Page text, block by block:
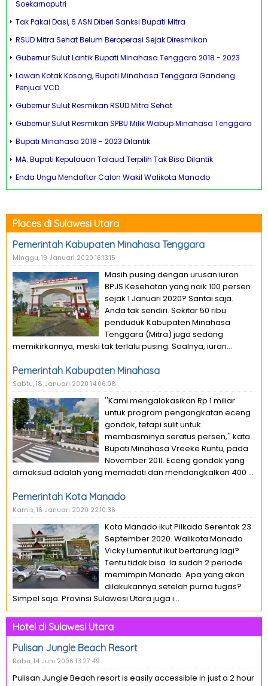
Soekarnoputri
Tak Pakai Dasi, 6 ASN Diberi Sanksi Bupati Mitra
RSUD Mitra Sehat Belum Beroperasi Sejak Diresmikan
Gubernur Sulut Lantik Bupati Minahasa Tenggara 2018 - 2023
Lawan Kotak Kosong, Bupati Minahasa Tenggara Gandeng
Penjual VCD
Gubernur Sulut Resmikan RSUD Mitra Sehat
Gubernur Sulut Resmikan SPBU Milik Wabup Minahasa Tenggara
Bupati Minahasa 2018 - 2023 Dilantik
MA: Bupati Kepulauan Talaud Terpilih Tak Bisa Dilantik
Enda Ungu Mendaftar Calon Wakil Walikota Manado
Places di Sulawesi Utara
Pemerintah Kabupaten Minahasa Tenggara
Minggu, 19 Januari 2020 16:13:15
Masih pusing dengan urusan iuran
BPJS Kesehatan yang naik 100 persen
sejak 1 Januari 2020? Santai saja.
Anda tak sendiri. Sekitar 50 ribu
penduduk Kabupaten Minahasa
Tenggara (Mitra) juga sedang
memikirkannya, meski tak terlalu pusing. Soalnya, iuran...
Pemerintah Kabupaten Minahasa
Sabtu, 18 Januari 2020 14:06:08
''Kami mengalokasikan Rp 1 miliar
untuk program pengangkatan eceng
gondok, tetapi sulit untuk
membasminya seratus persen,'' kata
Bupati Minahasa Vreeke Runtu, pada
November 2011. Eceng gondok yang
dimaksud adalah yang memadati dan mendangkalkan 400 ...
Pemerintah Kota Manado
Kamis, 16 Januari 2020 22:10:36
Kota Manado ikut Pilkada Serentak 23
September 2020. Walikota Manado
Vicky Lumentut ikut bertarung lagi?
Tentu tidak bisa. Ia sudah 2 periode
memimpin Manado. Apa yang akan
dilakukannya setelah purna tugas?
Simpel saja. Provinsi Sulawesi Utara juga i...
Hotel di Sulawesi Utara
Pulisan Jungle Beach Resort
Rabu, 14 Juni 2006 13:27:49
Pulisan Jungle Beach resort is easily accessible in just a 2 hour